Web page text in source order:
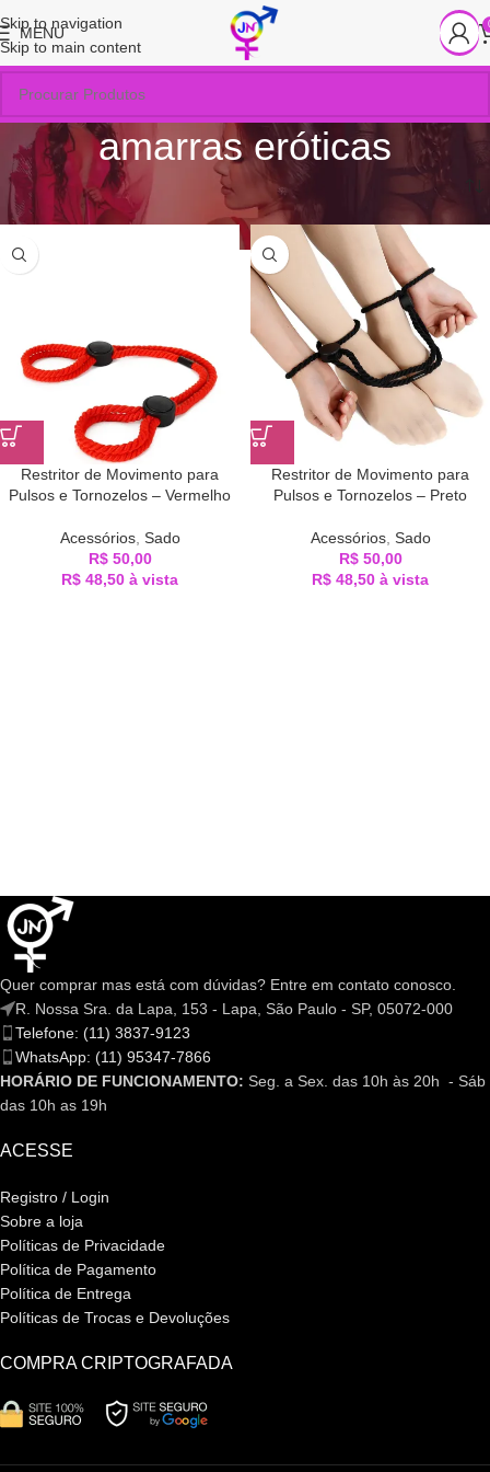
Skip to navigation
Skip to main content
MENU
amarras eróticas
Início Produtos marcados com a tag “amarras eróticas”
Restritor de Movimento para
Pulsos e Tornozelos – Vermelho
Acessórios, Sado
R$50,00
R$ 48,50 à vista
Restritor de Movimento para
Pulsos e Tornozelos – Preto
Acessórios, Sado
R$50,00
R$ 48,50 à vista
Quer comprar mas está com dúvidas? Entre em contato conosco.
R. Nossa Sra. da Lapa, 153 - Lapa, São Paulo - SP, 05072-000
Telefone: (11) 3837-9123
WhatsApp: (11) 95347-7866
HORÁRIO DE FUNCIONAMENTO: Seg. a Sex. das 10h às 20h - Sáb
das 10h as 19h
ACESSE
Registro / Login
Sobre a loja
Políticas de Privacidade
Política de Pagamento
Política de Entrega
Políticas de Trocas e Devoluções
COMPRA CRIPTOGRAFADA